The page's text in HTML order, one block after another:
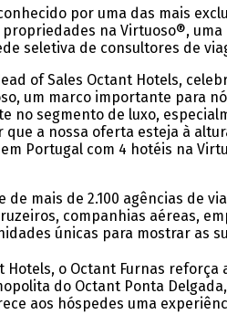
por uma das mais
na Virtuoso®,
seletiva de consultores de
of Sales Octant Hotels,
um marco importante para
no segmento de luxo,
a nossa oferta esteja à
Portugal com 4 hotéis na
de mais de 2.100 agências de
companhias aéreas,
únicas para mostrar as
Hotels, o Octant Furnas
do Octant Ponta
aos hóspedes uma